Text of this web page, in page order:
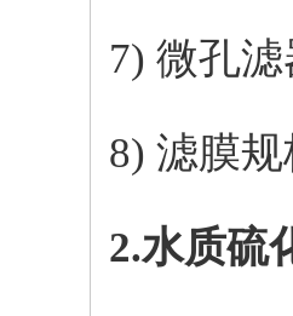
7) 微孔
8) 滤膜
2.水质硫